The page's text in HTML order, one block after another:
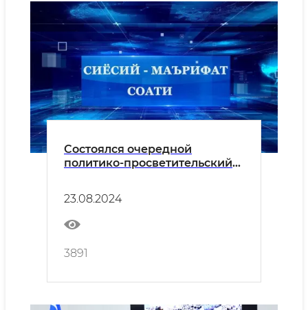
Состоялся очередной
политико-просветительский
23.08.2024
3891